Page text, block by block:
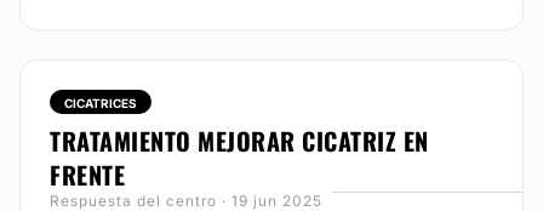
CICATRICES
TRATAMIENTO MEJORAR CICATRIZ EN
FRENTE
Respuesta del centro · 19 jun 2025